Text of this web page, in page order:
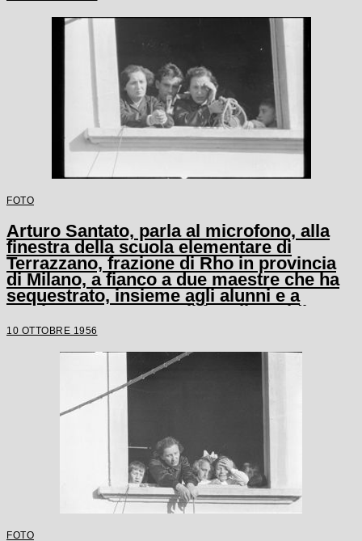
FOTO
Arturo Santato, parla al microfono, alla
finestra della scuola elementare di
Terrazzano, frazione di Rho in provincia
di Milano, a fianco a due maestre che ha
sequestrato, insieme agli alunni e a
un'altra maestra, con il fratello Egidio
10 OTTOBRE 1956
FOTO